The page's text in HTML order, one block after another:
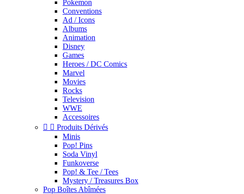
Pokemon
Conventions
Ad / Icons
Albums
Animation
Disney
Games
Heroes / DC Comics
Marvel
Movies
Rocks
Television
WWE
Accessoires
  Produits Dérivés
Minis
Pop! Pins
Soda Vinyl
Funkoverse
Pop! & Tee / Tees
Mystery / Treasures Box
Pop Boîtes Abîmées